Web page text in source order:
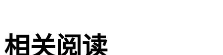
相关阅读